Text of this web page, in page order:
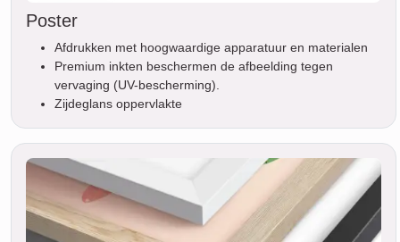
Poster
Afdrukken met hoogwaardige apparatuur en materialen
Premium inkten beschermen de afbeelding tegen
vervaging (UV-bescherming).
Zijdeglans oppervlakte